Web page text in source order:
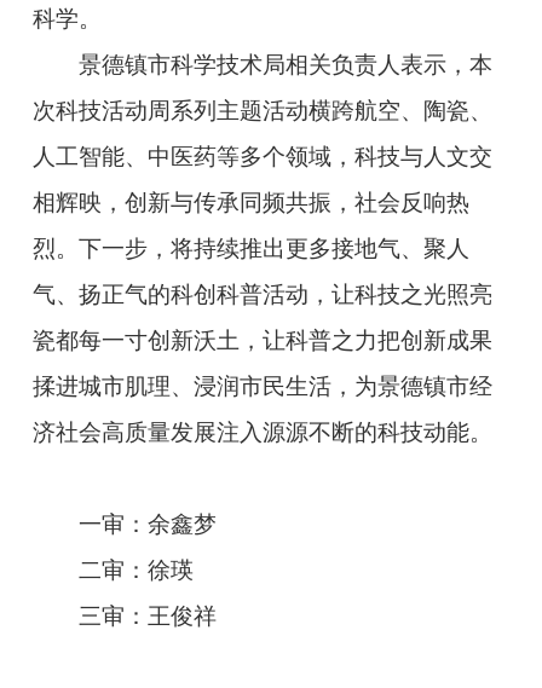
科学。
景德镇市科学技术局相关负责人表示，本
次科技活动周系列主题活动横跨航空、陶瓷、
人工智能、中医药等多个领域，科技与人文交
相辉映，创新与传承同频共振，社会反响热
烈。下一步，将持续推出更多接地气、聚人
气、扬正气的科创科普活动，让科技之光照亮
瓷都每一寸创新沃土，让科普之力把创新成果
揉进城市肌理、浸润市民生活，为景德镇市经
济社会高质量发展注入源源不断的科技动能。
一审：余鑫梦
二审：徐瑛
三审：王俊祥